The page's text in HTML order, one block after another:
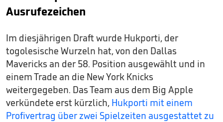
Ausrufezeichen
Im diesjährigen Draft wurde Hukporti, der
togolesische Wurzeln hat, von den Dallas
Mavericks an der 58. Position ausgewählt und in
einem Trade an die New York Knicks
weitergegeben. Das Team aus dem Big Apple
verkündete erst kürzlich, Hukporti mit einem
Profivertrag über zwei Spielzeiten ausgestattet zu